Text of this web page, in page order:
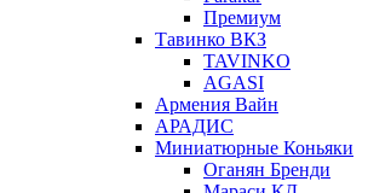
Премиум
Тавинко ВКЗ
TAVINKO
AGASI
Армения Вайн
АРАДИС
Миниатюрные Коньяки
Оганян Бренди